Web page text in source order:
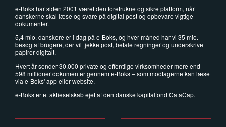
e-Boks har siden 2001 været den foretrukne og sikre platform, når
danskerne skal læse og svare på digital post og opbevare vigtige
dokumenter.
5,4 mio. danskere er i dag på e-Boks, og hver måned har vi 35 mio.
besøg af brugere, der vil tjekke post, betale regninger og underskrive
papirer digitalt.
Hvert år sender 30.000 private og offentlige virksomheder mere end
598 millioner dokumenter gennem e-Boks – som modtagerne kan læse
via e-Boks' app eller website.
e-Boks er et aktieselskab ejet af den danske kapitalfond CataCap.